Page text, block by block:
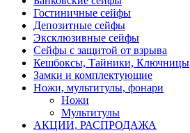
Гостиничные сейфы
Депозитные сейфы
Эксклюзивные сейфы
Сейфы с защитой от взрыва
Кешбоксы, Тайники, Ключницы
Замки и комплектующие
Ножи, мультитулы, фонари
Ножи
Мультитулы
АКЦИИ, РАСПРОДАЖА